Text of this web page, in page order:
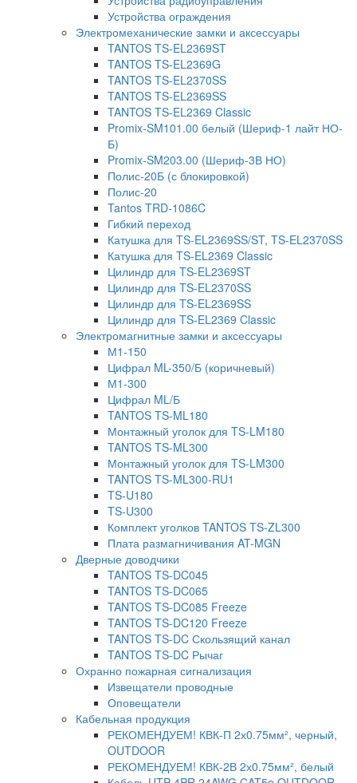
Устройства ограждения
Электромеханические замки и аксессуары
TANTOS TS-EL2369ST
TANTOS TS-EL2369G
TANTOS TS-EL2370SS
TANTOS TS-EL2369SS
TANTOS TS-EL2369 Classic
Promix-SM101.00 белый (Шериф-1 лайт НО-
Б)
Promix-SM203.00 (Шериф-3В НО)
Полис-20Б (с блокировкой)
Полис-20
Tantos TRD-1086C
Гибкий переход
Катушка для TS-EL2369SS/ST, TS-EL2370SS
Катушка для TS-EL2369 Classic
Цилиндр для TS-EL2369ST
Цилиндр для TS-EL2370SS
Цилиндр для TS-EL2369SS
Цилиндр для TS-EL2369 Classic
Электромагнитные замки и аксессуары
М1-150
Цифрал ML-350/Б (коричневый)
М1-300
Цифрал ML/Б
TANTOS TS-ML180
Монтажный уголок для TS-LM180
TANTOS TS-ML300
Монтажный уголок для TS-LM300
TANTOS TS-ML300-RU1
TS-U180
TS-U300
Комплект уголков TANTOS TS-ZL300
Плата размагничивания AT-MGN
Дверные доводчики
TANTOS TS-DC045
TANTOS TS-DC065
TANTOS TS-DC085 Freeze
TANTOS TS-DC120 Freeze
TANTOS TS-DC Скользящий канал
TANTOS TS-DC Рычаг
Охранно пожарная сигнализация
Извещатели проводные
Оповещатели
Кабельная продукция
РЕКОМЕНДУЕМ! КВК-П 2х0.75мм², черный,
OUTDOOR
РЕКОМЕНДУЕМ! КВК-2В 2х0.75мм², белый